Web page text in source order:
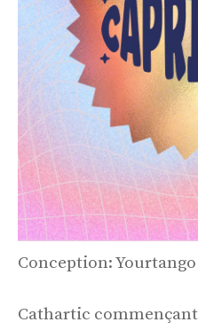
Conception: Yourtango
Cathartic